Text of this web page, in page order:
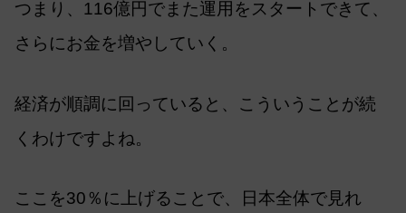
つまり、116億円でまた運用をスタートできて、
さらにお金を増やしていく。
経済が順調に回っていると、こういうことが続
くわけですよね。
ここを30％に上げることで、日本全体で見れ